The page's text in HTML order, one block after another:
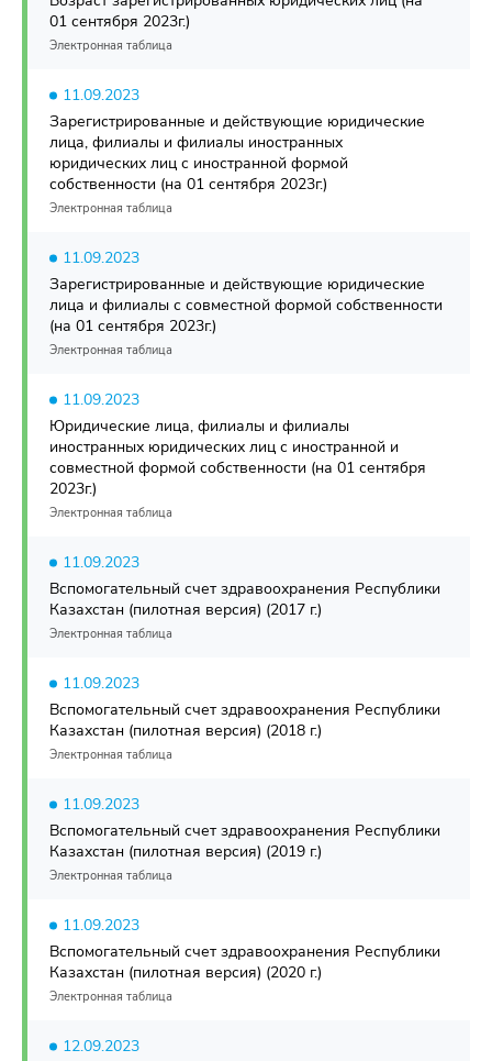
01 сентября 2023г.)
Электронная таблица
11.09.2023
Зарегистрированные и действующие юридические
лица, филиалы и филиалы иностранных
юридических лиц с иностранной формой
собственности (на 01 сентября 2023г.)
Электронная таблица
11.09.2023
Зарегистрированные и действующие юридические
лица и филиалы с совместной формой собственности
(на 01 сентября 2023г.)
Электронная таблица
11.09.2023
Юридические лица, филиалы и филиалы
иностранных юридических лиц с иностранной и
совместной формой собственности (на 01 сентября
2023г.)
Электронная таблица
11.09.2023
Вспомогательный счет здравоохранения Республики
Казахстан (пилотная версия) (2017 г.)
Электронная таблица
11.09.2023
Вспомогательный счет здравоохранения Республики
Казахстан (пилотная версия) (2018 г.)
Электронная таблица
11.09.2023
Вспомогательный счет здравоохранения Республики
Казахстан (пилотная версия) (2019 г.)
Электронная таблица
11.09.2023
Вспомогательный счет здравоохранения Республики
Казахстан (пилотная версия) (2020 г.)
Электронная таблица
12.09.2023